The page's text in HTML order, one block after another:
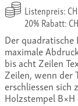
Listenpreis:
20% Rabatt:
Der
maximale
bis acht Zeilen
Zeilen, wenn der
erschliessen
Holzstempel